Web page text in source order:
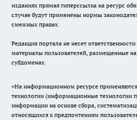
изданиях прямая гиперссылка на ресурс
случае будут применены нормы
смежных правах.
Редакция портала не несет
материалы пользователей, размещенные на
субдоменах.
«На информационном ресурсе
технологии (информационные технологии
информации на основе сбора,
относящихся к предпочтениям